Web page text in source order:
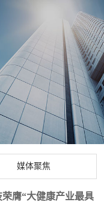
媒体聚焦
膺“大健康产业最具